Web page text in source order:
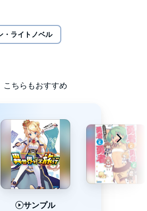
・ライトノベル
こちらもおすすめ
サンプル